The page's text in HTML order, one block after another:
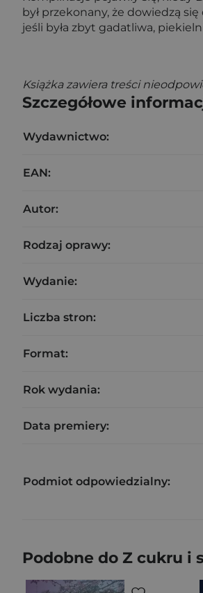
był przekonany, że dowiedzą
jeśli była zbyt gadatliwa,
Książka zawiera treści
Szczegółowe
Wydawnictwo:
EAN:
Autor:
Rodzaj oprawy:
Wydanie:
Liczba stron:
Format:
Rok wydania:
Data premiery:
Podmiot odpowiedzialny:
Podobne do Z cukru i